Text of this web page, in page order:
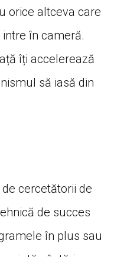
orice altceva care
în cameră.
îți accelerează
să iasă din
cercetătorii de
de succes
în plus sau